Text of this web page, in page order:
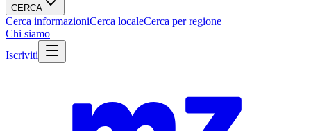
CERCA
Cerca informazioniCerca localeCerca per regione
Chi siamo
Iscriviti